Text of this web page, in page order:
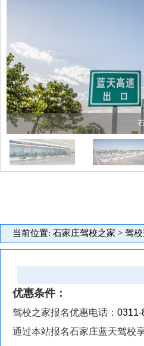
当前位置: 石家庄驾校之家 > 驾
优惠条件：
驾校之家报名优惠电话：
通过本站报名石家庄蓝天驾校